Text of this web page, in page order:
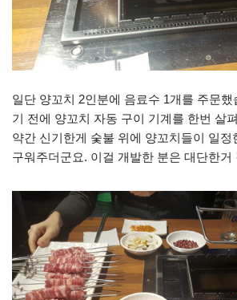
일단 양꼬치 2인분에 음료수 1개를 주문했
기 전에 양꼬치 자동 구이 기계를 한번 살
약간 신기한게 숯불 위에 양꼬치들이 일정
구워주더군요. 이걸 개발한 분은 대단한거